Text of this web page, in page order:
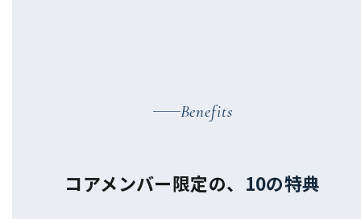
Benefits
コアメンバー限定の、 10の特典